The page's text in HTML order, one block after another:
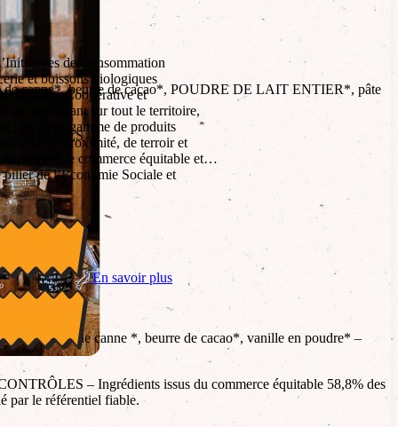
canne*, beurre de cacao*, POUDRE DE LAIT ENTIER*, pâte
sucre de canne *, beurre de cacao*, vanille en poudre* –
– Ingrédients issus du commerce équitable 58,8% des
par le référentiel fiable.
de Consommation
et boissons biologiques
(Société Coopérative et
rayonnant sur tout le territoire,
une large gamme de produits
de proximité, de terroir et
le commerce équitable et
de l’Économie Sociale et
par sa volonté de construire des
à taille humaine, tout en
les magasins spécialisés, les
C’est un acteur clé pour ceux qui
transparence totale et
En savoir plus